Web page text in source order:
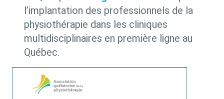
l’implantation des professionnels de la
physiothérapie dans les cliniques
multidisciplinaires en première ligne au
Québec.